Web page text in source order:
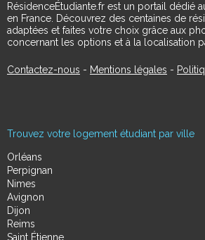
RésidenceÉtudiante.fr est un portail dédié
en France. Découvrez des centaines de
adaptées et faites votre choix grâce aux
concernant les options et à la localisation
Contactez-nous - Mentions légales -
Trouvez votre logement étudiant par ville
Orléans
Perpignan
Nimes
Avignon
Dijon
Reims
Saint Étienne